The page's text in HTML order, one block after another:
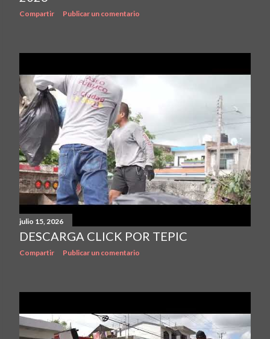
Compartir Publicar un comentario
julio 15, 2026
DESCARGA CLICK POR TEPIC
Compartir Publicar un comentario